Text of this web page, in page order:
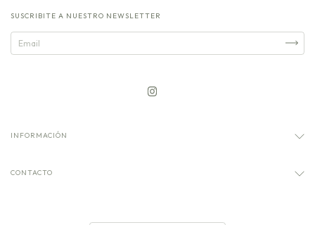
SUSCRIBITE A NUESTRO NEWSLETTER
INFORMACIÓN
CONTACTO